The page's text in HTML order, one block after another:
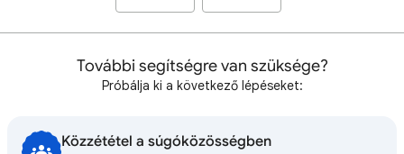
További segítségre van szüksége?
Próbálja ki a következő lépéseket:
Közzététel a súgóközösségben